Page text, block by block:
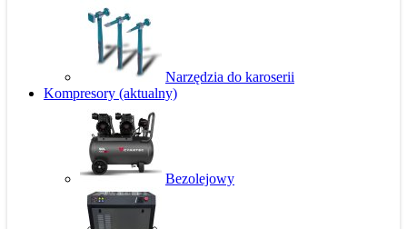
Narzędzia do karoserii
Kompresory (aktualny)
Bezolejowy